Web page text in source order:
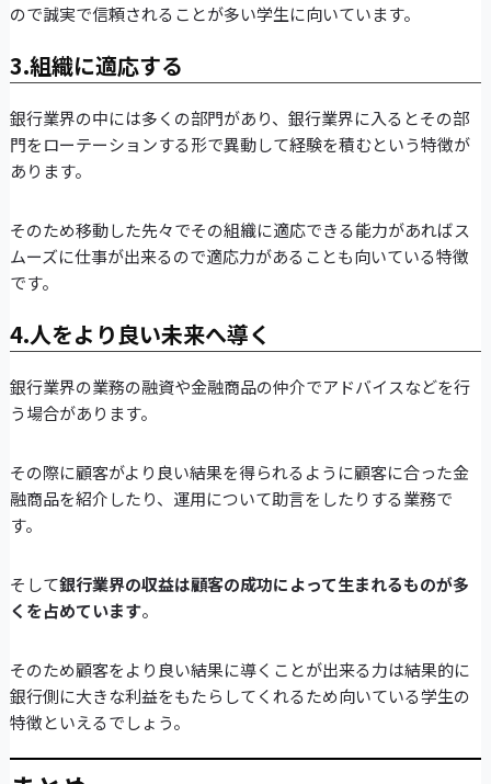
ので誠実で信頼されることが多い学生に向いています。
3.組織に適応する
銀行業界の中には多くの部門があり、銀行業界に入るとその部
門をローテーションする形で異動して経験を積むという特徴が
あります。
そのため移動した先々でその組織に適応できる能力があればス
ムーズに仕事が出来るので適応力があることも向いている特徴
です。
4.人をより良い未来へ導く
銀行業界の業務の融資や金融商品の仲介でアドバイスなどを行
う場合があります。
その際に顧客がより良い結果を得られるように顧客に合った金
融商品を紹介したり、運用について助言をしたりする業務で
す。
そして銀行業界の収益は顧客の成功によって生まれるものが多
くを占めています。
そのため顧客をより良い結果に導くことが出来る力は結果的に
銀行側に大きな利益をもたらしてくれるため向いている学生の
特徴といえるでしょう。